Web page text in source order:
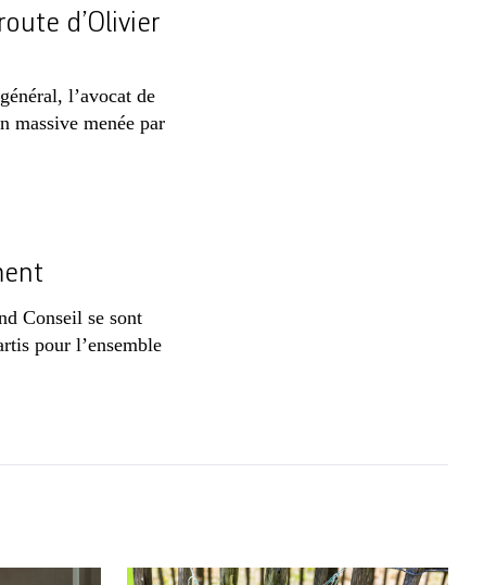
d’Olivier
l’avocat de
massive menée par
Conseil se sont
pour l’ensemble